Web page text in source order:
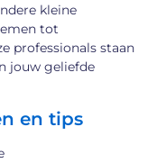
kleine
tot
professionals staan
jouw geliefde
en tips